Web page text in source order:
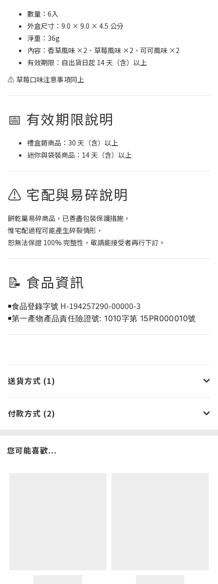
數量：6入
外盒尺寸：9.0 × 9.0 × 4.5 公分
淨重：36g
內容：香草風味 ×2、草莓風味 ×2、可可風味 ×2
有效期限：自出貨日起 14 天（含）以上
⚠ 草莓口味注意事項同上
📅 有效期限說明
禮盒類商品：30 天（含）以上
迷你與袋裝商品：14 天（含）以上
⚠ 宅配與易碎說明
餅乾屬易碎商品，已善盡包裝保護措施，
惟宅配過程可能產生碎裂情形，
恕無法保證 100% 完整性，敬請能接受者再行下訂。
📝 食品資訊
￭食品登錄字號 H-194257290-00000-3
￭第一產物產品責任險證號: 1010字第 15PR000010號
送貨方式 (1)
付款方式 (2)
您可能喜歡...